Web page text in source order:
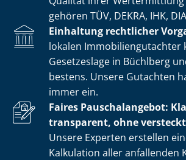
gehören TÜV, DEKRA, IHK,
Einhaltung rechtlicher
lokalen Im­mo­bi­li­en­gut­ach­ter
Gesetzeslage in Büchlberg
bestens. Unsere Gutachten
immer ein.
Faires Pauschalangebot:
transparent, ohne
Unsere Experten erstellen
Kalkulation aller anfallenden